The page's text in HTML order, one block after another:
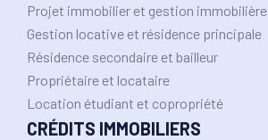
Projet immobilier et gestion immobilière
Gestion locative et résidence principale
Résidence secondaire et bailleur
Propriétaire et locataire
Location étudiant et copropriété
CRÉDITS IMMOBILIERS